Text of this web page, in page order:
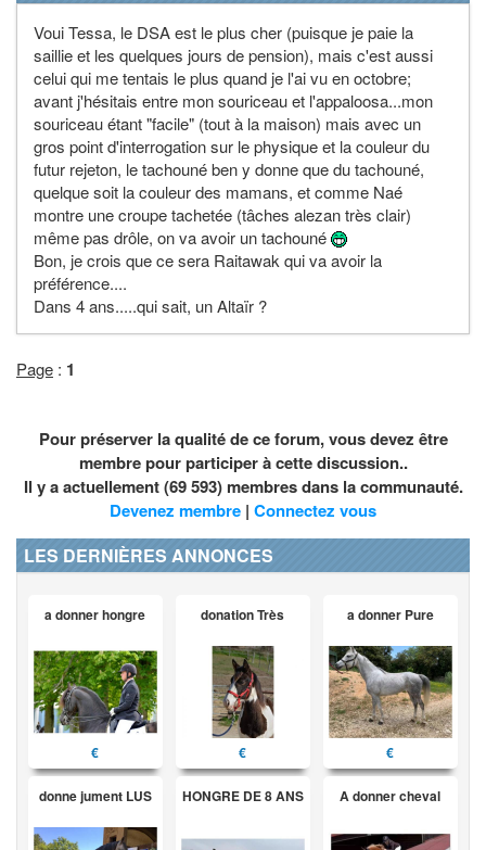
Voui Tessa, le DSA est le plus cher (puisque je paie la
saillie et les quelques jours de pension), mais c'est aussi
celui qui me tentais le plus quand je l'ai vu en octobre;
avant j'hésitais entre mon souriceau et l'appaloosa...mon
souriceau étant "facile" (tout à la maison) mais avec un
gros point d'interrogation sur le physique et la couleur du
futur rejeton, le tachouné ben y donne que du tachouné,
quelque soit la couleur des mamans, et comme Naé
montre une croupe tachetée (tâches alezan très clair)
même pas drôle, on va avoir un tachouné
Bon, je crois que ce sera Raitawak qui va avoir la
préférence....
Dans 4 ans.....qui sait, un Altaïr ?
Page : 1
Pour préserver la qualité de ce forum, vous devez être
membre pour participer à cette discussion..
Il y a actuellement (69 593) membres dans la communauté.
Devenez membre | Connectez vous
LES DERNIÈRES ANNONCES
a donner hongre
€
donation Très
€
a donner Pure
€
donne jument LUS HONGRE DE 8 ANS A donner cheval